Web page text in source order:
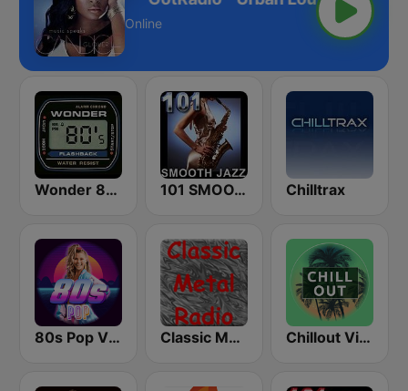
Online
Wonder 80's 101 SMOOTH JAZZ Chilltrax
80s Pop Vibes Classic Metal Radio Chillout Vibes